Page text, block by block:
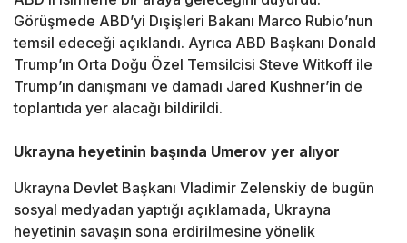
Görüşmede ABD’yi Dışişleri Bakanı Marco Rubio’nun
temsil edeceği açıklandı. Ayrıca ABD Başkanı Donald
Trump’ın Orta Doğu Özel Temsilcisi Steve Witkoff ile
Trump’ın danışmanı ve damadı Jared Kushner’in de
toplantıda yer alacağı bildirildi.
Ukrayna heyetinin başında Umerov yer alıyor
Ukrayna Devlet Başkanı Vladimir Zelenskiy de bugün
sosyal medyadan yaptığı açıklamada, Ukrayna
heyetinin savaşın sona erdirilmesine yönelik